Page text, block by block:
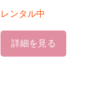
レンタル中
詳細を見る